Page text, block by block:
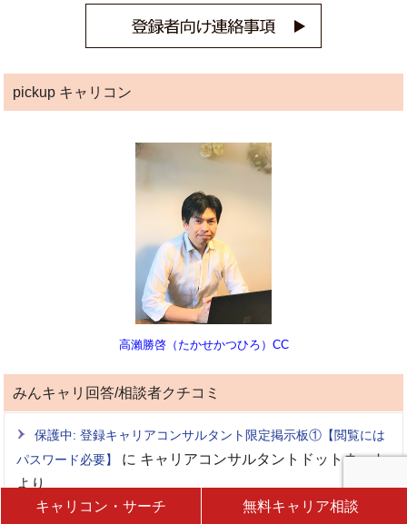
キャリコン・サーチ 無料キャリア相談
pickup キャリコン
高瀨勝啓（たかせかつひろ）CC
みんキャリ回答/相談者クチコミ
保護中: 登録キャリアコンサルタント限定掲示板①【閲覧には
パスワード必要】
に キャリアコンサルタントドットネット
より
保護中: 登録キャリアコンサルタント限定掲示板①【閲覧には